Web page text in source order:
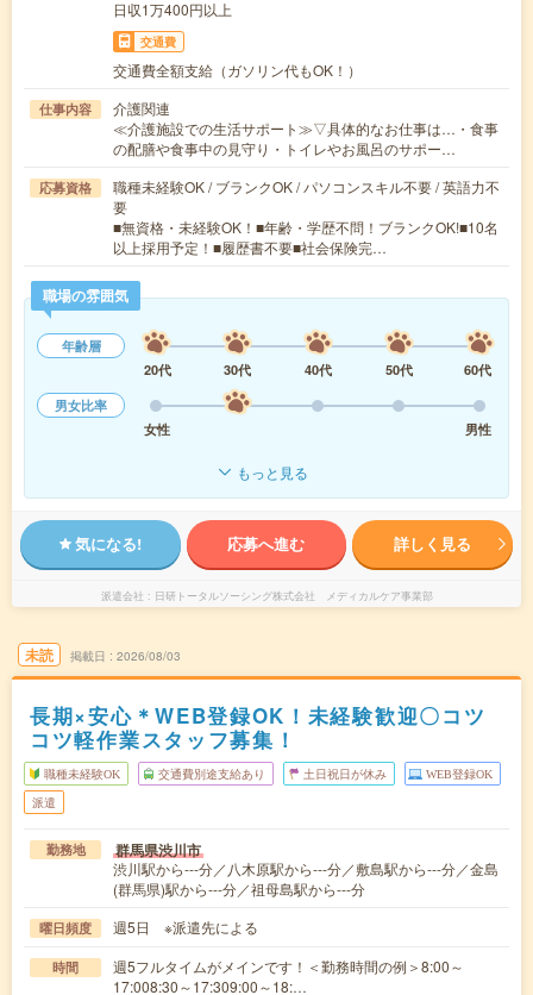
日収1万400円以上
交通費
交通費全額支給（ガソリン代もOK！）
仕事内容
介護関連
≪介護施設での生活サポート≫▽具体的なお仕事は…・食事
の配膳や食事中の見守り・トイレやお風呂のサポー…
応募資格
職種未経験OK / ブランクOK / パソコンスキル不要 / 英語力不
要
■無資格・未経験OK！■年齢・学歴不問！ブランクOK!■10名
以上採用予定！■履歴書不要■社会保険完…
職場の雰囲気
年齢層
20代
30代 40代 50代
60代
男女比率
女性
男性
もっと見る
気になる! 応募へ進む 詳しく見る
派遣会社 日研トータルソーシング株式会社 メディカルケア事業部
未読 掲載日 2026/08/03
長期×安心＊WEB登録OK！未経験歓迎〇コツ
コツ軽作業スタッフ募集！
職種未経験OK 交通費別途支給あり 土日祝日が休み WEB登録OK
派遣
勤務地 群馬県渋川市
渋川駅から---分／八木原駅から---分／敷島駅から---分／金島
(群馬県)駅から---分／祖母島駅から---分
曜日頻度 週5日 ※派遣先による
時間
週5フルタイムがメインです！＜勤務時間の例＞8:00～
17:008:30～17:309:00～18:…